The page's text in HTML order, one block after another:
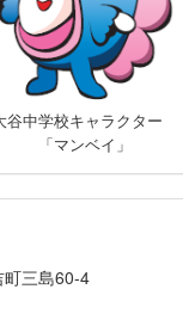
谷中学校キャラクター
「マンベイ」
三島60-4